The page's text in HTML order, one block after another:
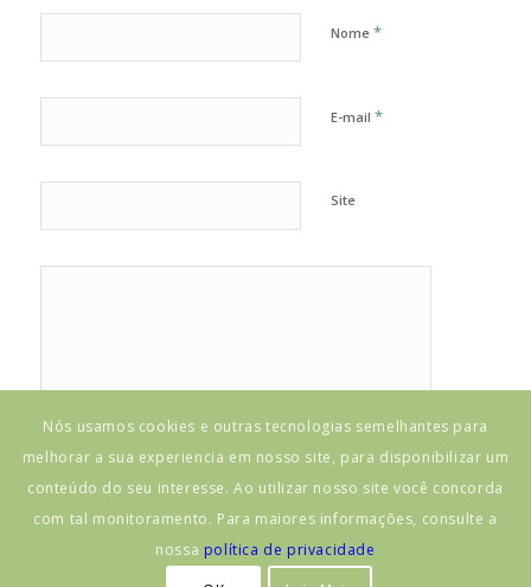
Nome *
E-mail *
Site
Nós usamos cookies e outras tecnologias semelhantes para
melhorar a sua experiencia em nosso site, para disponibilizar um
conteúdo do seu interesse. Ao utilizar nosso site você concorda
com tal monitoramento. Para maiores informações, consulte a
nossa política de privacidade